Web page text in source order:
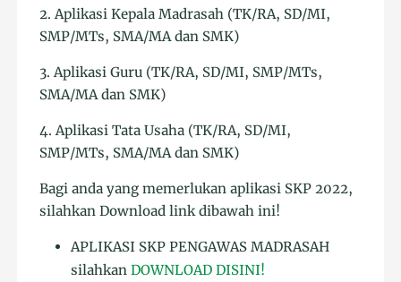
2. Aplikasi Kepala Madrasah (TK/RA, SD/MI,
SMP/MTs, SMA/MA dan SMK)
3. Aplikasi Guru (TK/RA, SD/MI, SMP/MTs,
SMA/MA dan SMK)
4. Aplikasi Tata Usaha (TK/RA, SD/MI,
SMP/MTs, SMA/MA dan SMK)
Bagi anda yang memerlukan aplikasi SKP 2022,
silahkan Download link dibawah ini!
APLIKASI SKP PENGAWAS MADRASAH
silahkanDOWNLOAD DISINI!